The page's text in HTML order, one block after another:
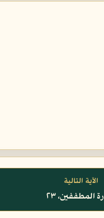
الآية التالية
المطففين، ٢٣